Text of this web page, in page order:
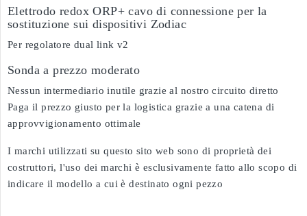
Elettrodo redox ORP+ cavo di connessione per la
sostituzione sui dispositivi Zodiac
Per regolatore dual link v2
Sonda a prezzo moderato
Nessun intermediario inutile grazie al nostro circuito diretto
Paga il prezzo giusto per la logistica grazie a una catena di
approvvigionamento ottimale
I marchi utilizzati su questo sito web sono di proprietà dei
costruttori, l'uso dei marchi è esclusivamente fatto allo scopo di
indicare il modello a cui è destinato ogni pezzo